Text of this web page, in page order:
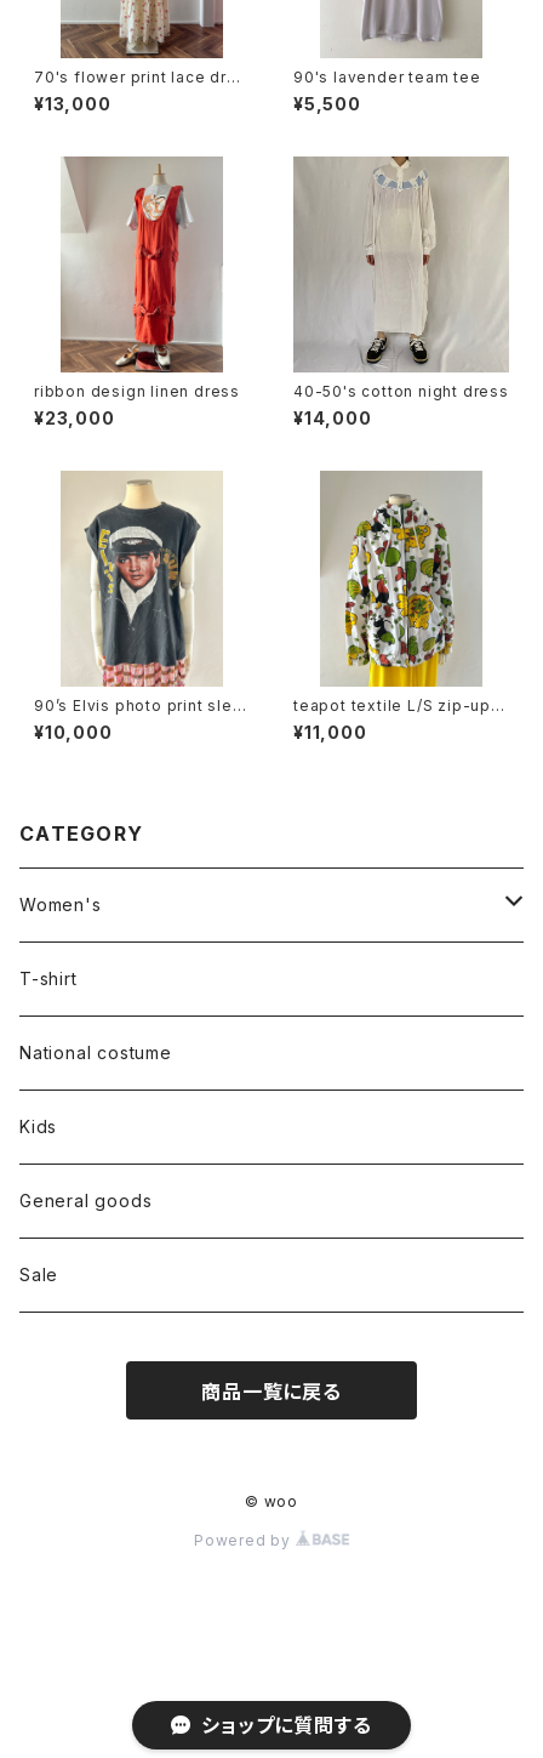
ショップに質問する
70's flower print lace dres
s
¥13,000
90's lavender team tee
¥5,500
ribbon design linen dress
¥23,000
40-50's cotton night dress
¥14,000
90’s Elvis photo print slee
veless tee
¥10,000
teapot textile L/S zip-up h
oodie
¥11,000
CATEGORY
Women's
Outer
Dress
Tops
Bottoms
Shoes
T-shirt
National costume
Kids
General goods
Sale
商品一覧に戻る
© woo
Powered by